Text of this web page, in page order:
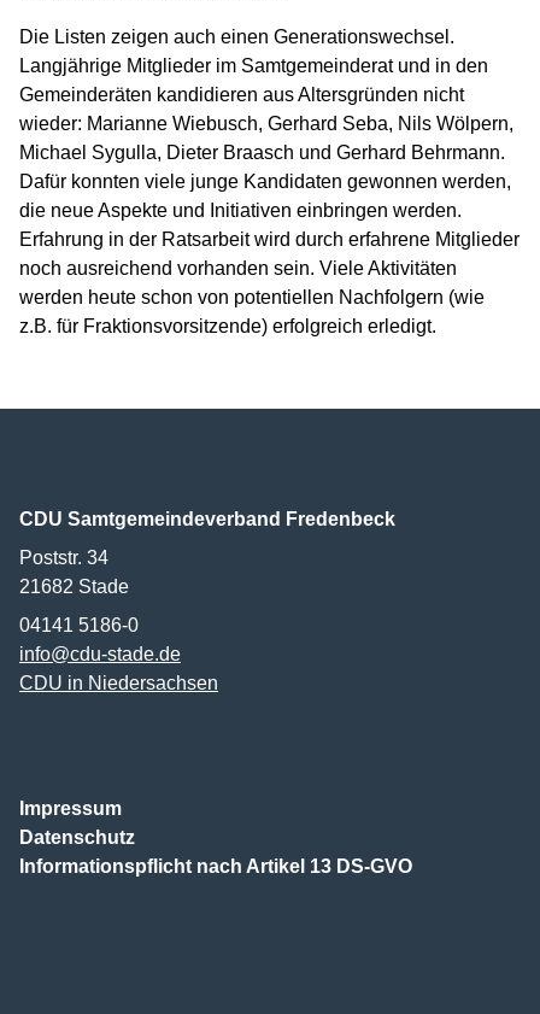
Die Listen zeigen auch einen Generationswechsel.
Langjährige Mitglieder im Samtgemeinderat und in den
Gemeinderäten kandidieren aus Altersgründen nicht
wieder: Marianne Wiebusch, Gerhard Seba, Nils Wölpern,
Michael Sygulla, Dieter Braasch und Gerhard Behrmann.
Dafür konnten viele junge Kandidaten gewonnen werden,
die neue Aspekte und Initiativen einbringen werden.
Erfahrung in der Ratsarbeit wird durch erfahrene Mitglieder
noch ausreichend vorhanden sein. Viele Aktivitäten
werden heute schon von potentiellen Nachfolgern (wie
z.B. für Fraktionsvorsitzende) erfolgreich erledigt.
CDU Samtgemeindeverband Fredenbeck
Poststr. 34
21682 Stade
04141 5186-0
info@cdu-stade.de
CDU in Niedersachsen
Impressum
Datenschutz
Informationspflicht nach Artikel 13 DS-GVO